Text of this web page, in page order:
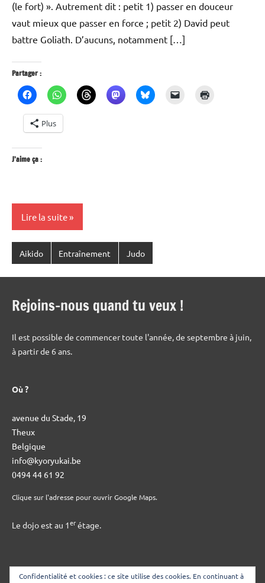
(le fort) ». Autrement dit : petit 1) passer en douceur
vaut mieux que passer en force ; petit 2) David peut
battre Goliath. D’aucuns, notamment […]
Partager :
Plus
J’aime ça :
Lire la suite
Aikido Entraînement Judo
Rejoins-nous quand tu veux !
Il est possible de commencer toute l'année, de septembre à juin,
à partir de 6 ans.
Où ?
avenue du Stade, 19
Theux
Belgique
info@kyoryukai.be
0494 44 61 92
Clique sur l'adresse pour ouvrir Google Maps.
Le dojo est au 1erétage.
Confidentialité et cookies : ce site utilise des cookies. En continuant à